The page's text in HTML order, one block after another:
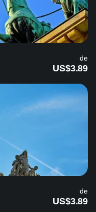
de
US$3.89
de
US$3.89